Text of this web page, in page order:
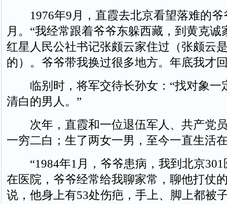
1976年9月，直霞去北京看望落难的爷
月。“我经常跟着爷爷东躲西藏，到黄克诚
红星人民公社书记张颇云家住过（张颇云
的）。爷爷带我换过很多地方。年底我才
临别时，将军交待长孙女：“找对象一
清白的男人。”
次年，直霞和一位退伍军人、共产党
一穷二白；生了两女一男，至今一直生活
“1984年1月，爷爷患病，我到北京301
在医院，爷爷经常给我聊家常，聊他打仗
说，他身上有53处伤疤，手上、脚上都被